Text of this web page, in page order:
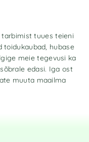
tarbimist tuues teieni
toidukaubad, hubase
meie tegevusi ka
edasi. Iga ost
muuta maailma